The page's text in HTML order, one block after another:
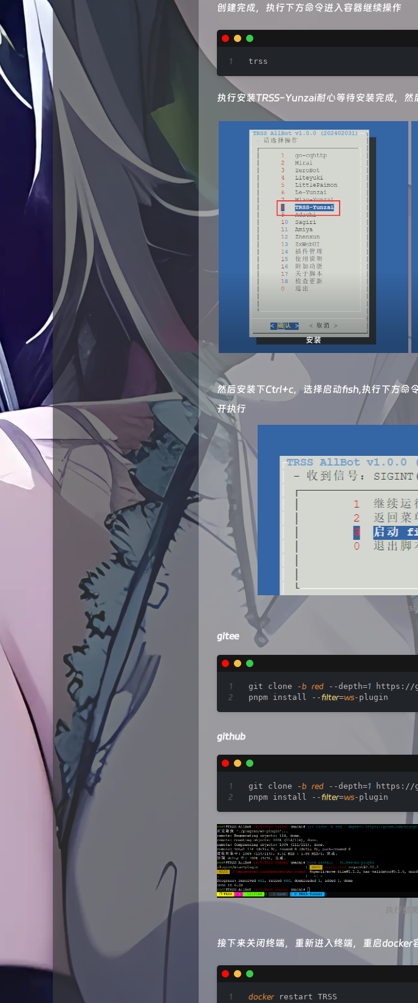
创建完成，执行下方命令进入容器继续操作
trss
执行安装TRSS-Yunzai耐心等待安装完成，然
安装
然后安装下Ctrl+c，选择启动fish,执行下方命
开执行
启动fish
gitee
git clone -b red --depth=1 https://
pnpm install --filter=ws-plugin
github
git clone -b red --depth=1 https://
pnpm install --filter=ws-plugin
执行结果
接下来关闭终端，重新进入终端，重启docker
docker restart TRSS